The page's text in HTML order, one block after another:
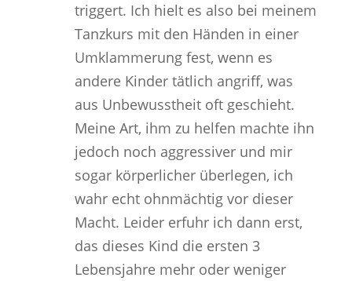
triggert. Ich hielt es also bei meinem
Tanzkurs mit den Händen in einer
Umklammerung fest, wenn es
andere Kinder tätlich angriff, was
aus Unbewusstheit oft geschieht.
Meine Art, ihm zu helfen machte ihn
jedoch noch aggressiver und mir
sogar körperlicher überlegen, ich
wahr echt ohnmächtig vor dieser
Macht. Leider erfuhr ich dann erst,
das dieses Kind die ersten 3
Lebensjahre mehr oder weniger